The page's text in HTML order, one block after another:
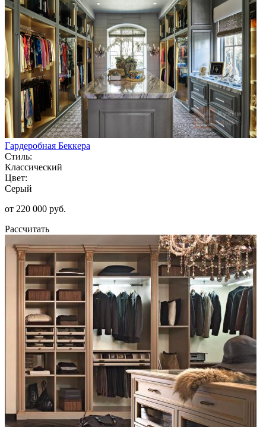
Гардеробная Беккера
Стиль:
Классический
Цвет:
Серый
от 220 000 руб.
Рассчитать